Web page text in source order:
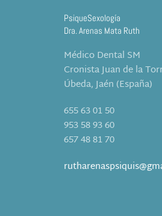
PsiqueSexología
Dra. Arenas Mata Ruth
Médico Dental SM
Cronista Juan de la
Úbeda, Jaén (España)
655 63 01 50
953 58 93 60
657 48 81 70